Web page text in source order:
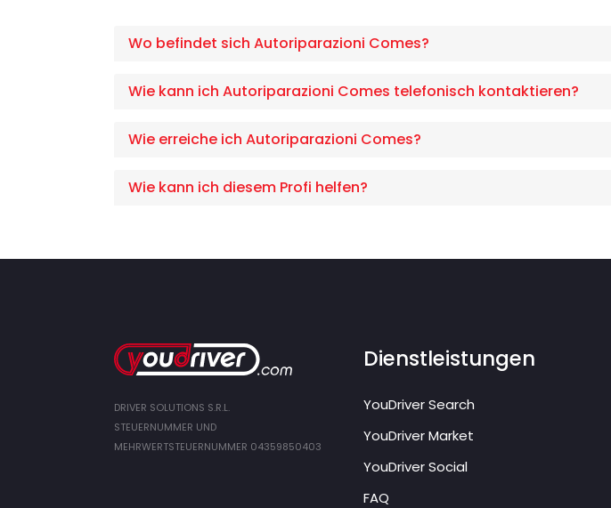
Wo befindet sich Autoriparazioni Comes?
Wie kann ich Autoriparazioni Comes telefonisch kontaktieren?
Wie erreiche ich Autoriparazioni Comes?
Wie kann ich diesem Profi helfen?
DRIVER SOLUTIONS S.R.L.
STEUERNUMMER UND
MEHRWERTSTEUERNUMMER 04359850403
Dienstleistungen
YouDriver Search
YouDriver Market
YouDriver Social
FAQ